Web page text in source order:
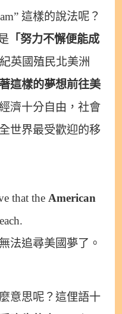
這樣的說法呢？
「努力不懈便能成
英國殖民北美洲
這樣的夢想前往美
濟十分自由，社會
世界最受歡迎的移
that the American
法追尋美國夢了。
意思呢？這俚語十